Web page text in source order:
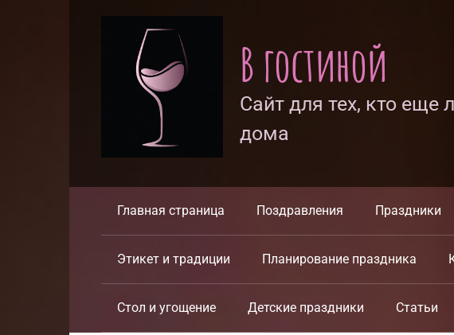
В гостиной
Сайт для тех, кто еще
дома
Главная страница Поздравления Праздники
Этикет и традиции Планирование праздника
Стол и угощение Детские праздники Статьи